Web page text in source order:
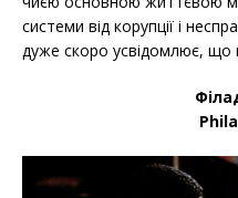
системи від корупції і
дуже скоро усвідомлює, що